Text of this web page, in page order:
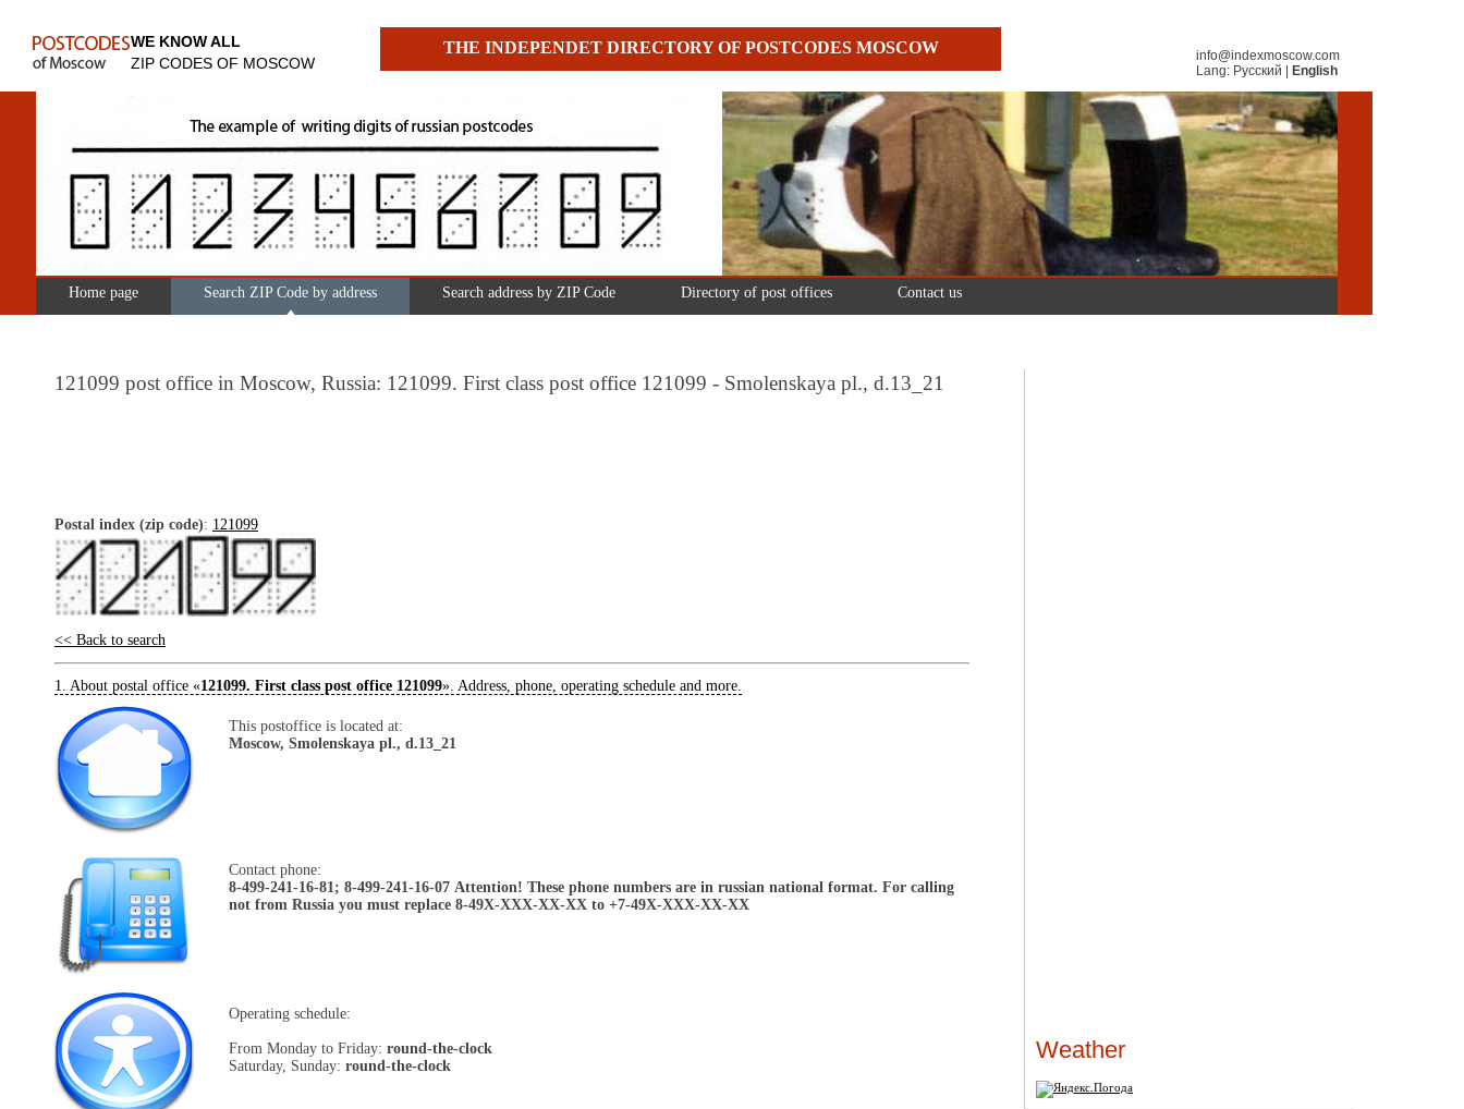
info@indexmoscow.com
Lang: Русский English
WE KNOW ALL
ZIP CODES OF MOSCOW
THE INDEPENDET DIRECTORY OF POSTCODES MOSCOW
Home page Search ZIP Code by address Search address by ZIP Code Directory of post offices Contact us
Weather
121099 post office in Moscow, Russia: 121099. First class post office 121099 - Smolenskaya pl., d.13_21
Postal index (zip code): 121099
<< Back to search
1. About postal office «121099. First class post office 121099». Address, phone, operating schedule and more.
This postoffice is located at:
Moscow, Smolenskaya pl., d.13_21
Contact phone:
8-499-241-16-81; 8-499-241-16-07 Attention! These phone numbers are in russian national format. For calling
not from Russia you must replace 8-49X-XXX-XX-XX to +7-49X-XXX-XX-XX
Operating schedule:
From Monday to Friday: round-the-clock
Saturday, Sunday: round-the-clock